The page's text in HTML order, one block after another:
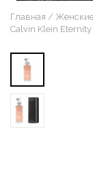
Главная
Calvin Klein